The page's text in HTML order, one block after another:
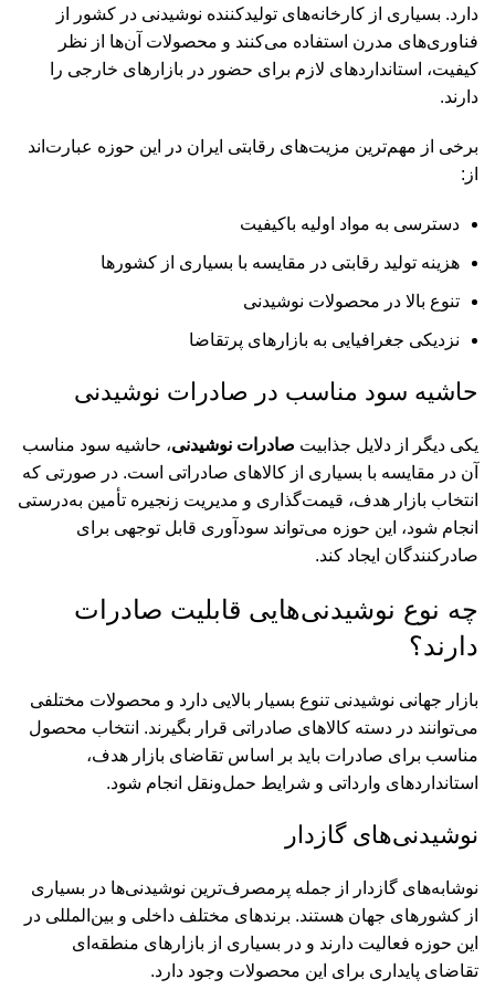
دارد. بسیاری از کارخانه‌های تولیدکننده نوشیدنی در کشور از
فناوری‌های مدرن استفاده می‌کنند و محصولات آن‌ها از نظر
کیفیت، استانداردهای لازم برای حضور در بازارهای خارجی را
دارند.
برخی از مهم‌ترین مزیت‌های رقابتی ایران در این حوزه عبارت‌اند
از:
دسترسی به مواد اولیه باکیفیت
هزینه تولید رقابتی در مقایسه با بسیاری از کشورها
تنوع بالا در محصولات نوشیدنی
نزدیکی جغرافیایی به بازارهای پرتقاضا
حاشیه سود مناسب در صادرات نوشیدنی
یکی دیگر از دلایل جذابیت صادرات نوشیدنی، حاشیه سود مناسب
آن در مقایسه با بسیاری از کالاهای صادراتی است. در صورتی که
انتخاب بازار هدف، قیمت‌گذاری و مدیریت زنجیره تأمین به‌درستی
انجام شود، این حوزه می‌تواند سودآوری قابل توجهی برای
صادرکنندگان ایجاد کند.
چه نوع نوشیدنی‌هایی قابلیت صادرات
دارند؟
بازار جهانی نوشیدنی تنوع بسیار بالایی دارد و محصولات مختلفی
می‌توانند در دسته کالاهای صادراتی قرار بگیرند. انتخاب محصول
مناسب برای صادرات باید بر اساس تقاضای بازار هدف،
استانداردهای وارداتی و شرایط حمل‌ونقل انجام شود.
نوشیدنی‌های گازدار
نوشابه‌های گازدار از جمله پرمصرف‌ترین نوشیدنی‌ها در بسیاری
از کشورهای جهان هستند. برندهای مختلف داخلی و بین‌المللی در
این حوزه فعالیت دارند و در بسیاری از بازارهای منطقه‌ای
تقاضای پایداری برای این محصولات وجود دارد.